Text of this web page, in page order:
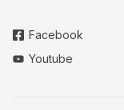
Facebook
Youtube